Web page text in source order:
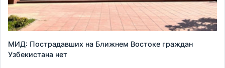
МИД: Пострадавших на Ближнем Востоке граждан
Узбекистана нет